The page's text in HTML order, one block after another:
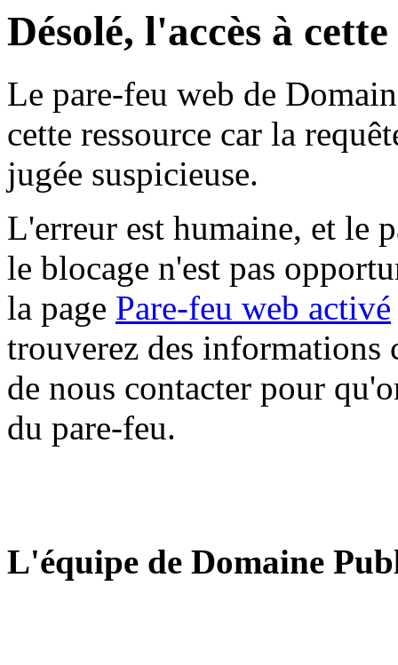
Désolé, l'accès à
Le pare-feu web de
cette ressource car la
jugée suspicieuse.
L'erreur est humaine, et le
le blocage n'est pas
la page Pare-feu web activé
trouverez des informations
de nous contacter pour
du pare-feu.
L'équipe de Domaine